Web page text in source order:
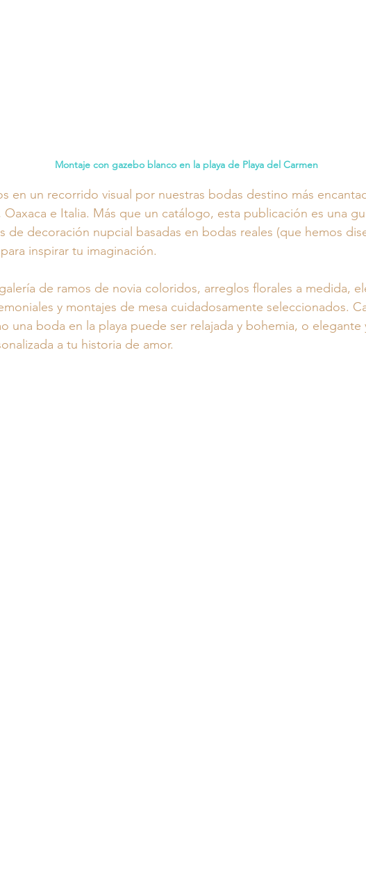
Montaje con gazebo blanco en la playa de Playa del Carmen
en un recorrido visual por nuestras bodas destino más
Oaxaca e Italia. Más que un catálogo, esta publicación es una
de decoración nupcial basadas en bodas reales (que hemos
inspirar tu imaginación.
de ramos de novia coloridos, arreglos florales a medida,
y montajes de mesa cuidadosamente seleccionados.
una boda en la playa puede ser relajada y bohemia, o
a tu historia de amor.